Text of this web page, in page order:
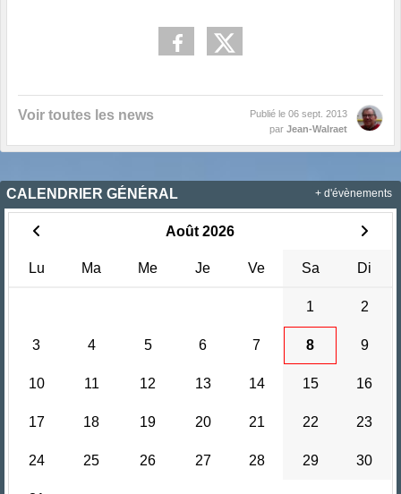
Voir toutes les news Publié le 06 sept. 2013
par Jean-Walraet
CALENDRIER GÉNÉRAL
Août 2026
Lu Ma Me Je Ve Sa Di
1 2
3 4 5 6 7 8 9
10 11 12 13 14 15 16
17 18 19 20 21 22 23
24 25 26 27 28 29 30
+ d'évènements